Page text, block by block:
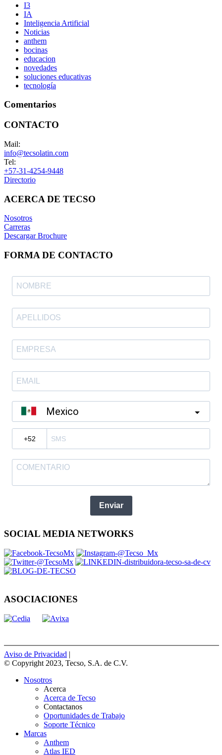
I3
IA
Inteligencia Artificial
Noticias
anthem
bocinas
educacion
novedades
soluciones educativas
tecnología
Comentarios
CONTACTO
Mail:
info@tecsolatin.com
Tel:
+57-31-4254-9448
Directorio
ACERCA DE TECSO
Nosotros
Carreras
Descargar Brochure
FORMA DE CONTACTO
Mexico
Enviar
SOCIAL MEDIA NETWORKS
ASOCIACIONES
Aviso de Privacidad |
© Copyright 2023, Tecso, S.A. de C.V.
Nosotros
Acerca
Acerca de Tecso
Contactanos
Oportunidades de Trabajo
Soporte Técnico
Marcas
Anthem
Atlas IED